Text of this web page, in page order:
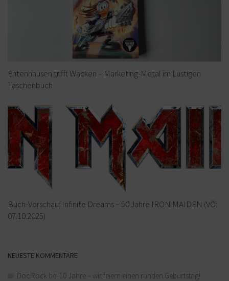
Entenhausen trifft Wacken – Marketing-Metal im Lustigen
Taschenbuch
Buch-Vorschau: Infinite Dreams – 50 Jahre IRON MAIDEN (VÖ:
07.10.2025)
NEUESTE KOMMENTARE
Doc Rock 10 Jahre – wir feiern einen runden Geburtstag!